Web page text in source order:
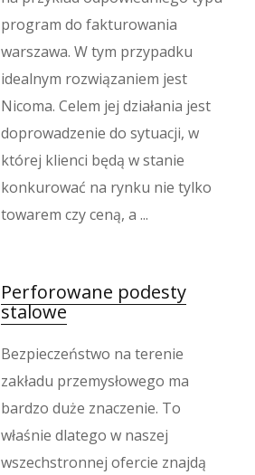
program do fakturowania
warszawa. W tym przypadku
idealnym rozwiązaniem jest
Nicoma. Celem jej działania jest
doprowadzenie do sytuacji, w
której klienci będą w stanie
konkurować na rynku nie tylko
towarem czy ceną, a ...
Perforowane podesty
stalowe
Bezpieczeństwo na terenie
zakładu przemysłowego ma
bardzo duże znaczenie. To
właśnie dlatego w naszej
wszechstronnej ofercie znajdą